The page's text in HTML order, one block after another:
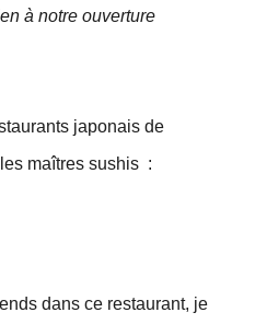
à notre ouverture
japonais de
maîtres sushis :
dans ce restaurant, je